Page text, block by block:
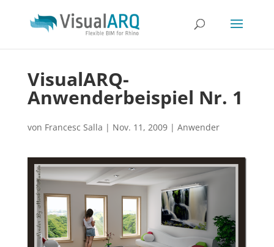
VisualARQ-
Anwenderbeispiel Nr. 1
von Francesc Salla | Nov. 11, 2009| Anwender